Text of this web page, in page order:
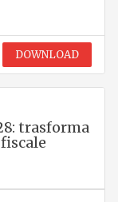
DOWNLOAD
trasforma